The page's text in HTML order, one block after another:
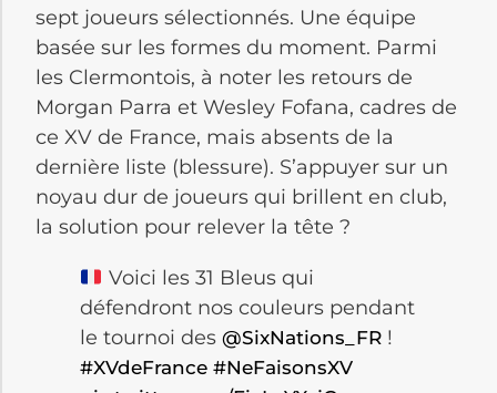
sept joueurs sélectionnés. Une équipe
basée sur les formes du moment. Parmi
les Clermontois, à noter les retours de
Morgan Parra et Wesley Fofana, cadres de
ce XV de France, mais absents de la
dernière liste (blessure). S’appuyer sur un
noyau dur de joueurs qui brillent en club,
la solution pour relever la tête ?
Voici les 31 Bleus qui
défendront nos couleurs pendant
le tournoi des @SixNations_FR !
#XVdeFrance #NeFaisonsXV